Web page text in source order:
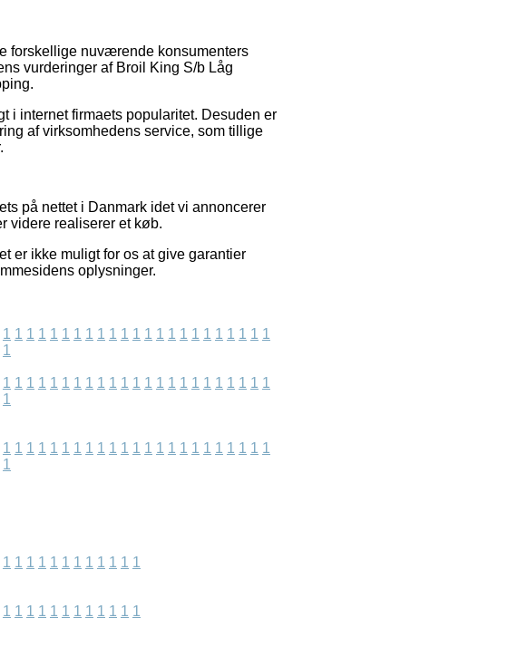
forskellige nuværende konsumenters
vurderinger af Broil King S/b Låg
i internet firmaets popularitet. Desuden er
af virksomhedens service, som tillige
på nettet i Danmark idet vi annoncerer
videre realiserer et køb.
er ikke muligt for os at give garantier
oplysninger.
1 1 1 1 1 1 1 1 1 1 1 1 1 1 1 1 1 1 1 1 1 1 1
1
1 1 1 1 1 1 1 1 1 1 1 1 1 1 1 1 1 1 1 1 1 1 1
1
1 1 1 1 1 1 1 1 1 1 1 1 1 1 1 1 1 1 1 1 1 1 1
1
1 1 1 1 1 1 1 1 1 1 1 1
1 1 1 1 1 1 1 1 1 1 1 1